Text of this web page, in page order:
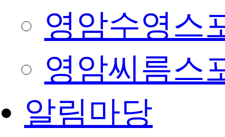
영암수영스
영암씨름스
알림마당